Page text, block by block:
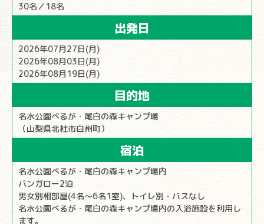
30名／18名
出発日
2026年07月27日(月)
2026年08月03日(月)
2026年08月19日(月)
目的地
名水公園べるが・尾白の森キャンプ場
（山梨県北杜市白州町）
宿泊
名水公園べるが・尾白の森キャンプ場内
バンガロー2泊
男女別相部屋(4名～6名1室)、トイレ別・バスなし
名水公園べるが・尾白の森キャンプ場内の入浴施設を利用し
ます。